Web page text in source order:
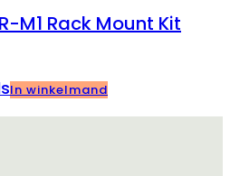
R-M1 Rack Mount Kit
In winkelmand